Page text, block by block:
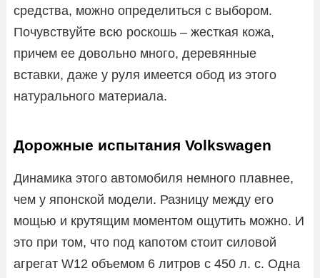
средства, можно определиться с выбором.
Почувствуйте всю роскошь – жесткая кожа,
причем ее довольно много, деревянные
вставки, даже у руля имеется обод из этого
натурального материала.
Дорожные испытания Volkswagen
Динамика этого автомобиля немного плавнее,
чем у японской модели. Разницу между его
мощью и крутящим моментом ощутить можно. И
это при том, что под капотом стоит силовой
агрегат W12 объемом 6 литров с 450 л. с. Одна